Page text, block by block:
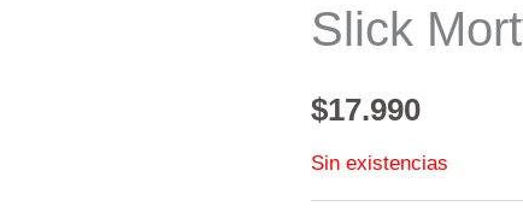
Slick
$17.990
Sin existencias